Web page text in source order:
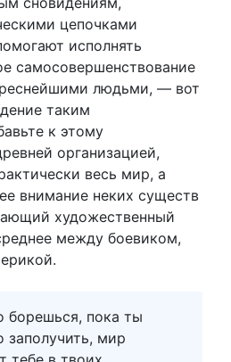
цепочками
исполнять
самосовершенствование
людьми, — вот
таким
к этому
организацией,
весь мир, а
внимание неких существ
художественный
между боевиком,
борешься, пока ты
заполучить, мир